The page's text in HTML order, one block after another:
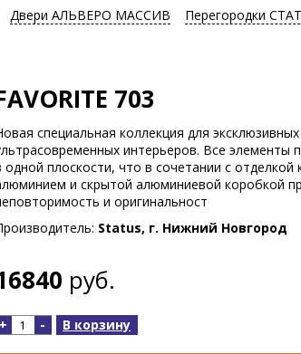
Двери АЛЬВЕРО МАССИВ Перегородки
703
специальная коллекция для эксклюзивных
интерьеров. Все элементы
одной плоскости, что в сочетании с отделкой
и скрытой алюминиевой коробкой
и оригинальност
Status, г. Нижний Новгород
руб.
+ - В корзину